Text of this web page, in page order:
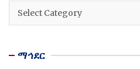
ዘርፎች
ማኅደር